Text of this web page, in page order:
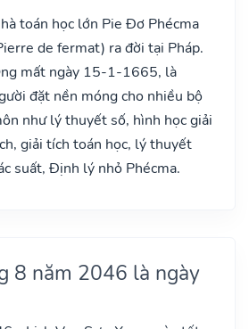
toán học lớn Pie Đơ Phécma
de fermat) ra đời tại Pháp.
mất ngày 15-1-1665, là
đặt nền móng cho nhiều bộ
như lý thuyết số, hình học giải
giải tích toán học, lý thuyết
suất, Định lý nhỏ Phécma.
8 năm 2046 là ngày